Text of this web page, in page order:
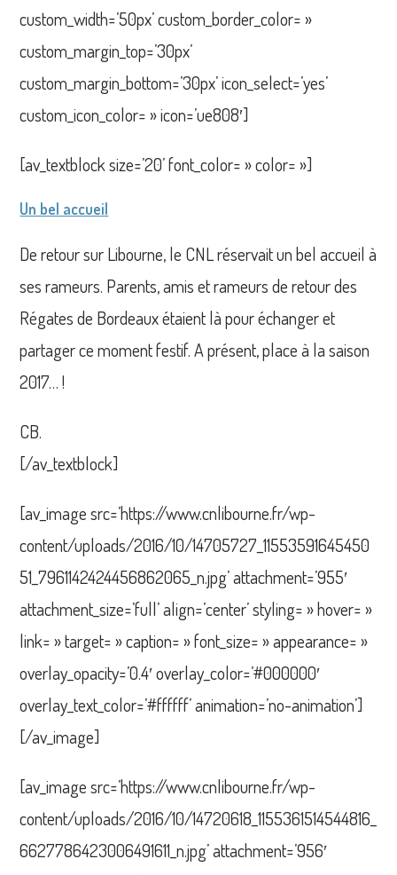
custom_width=’50px’ custom_border_color= »
custom_margin_top=’30px’
custom_margin_bottom=’30px’ icon_select=’yes’
custom_icon_color= » icon=’ue808′]
[av_textblock size=’20’ font_color= » color= »]
Un bel accueil
De retour sur Libourne, le CNL réservait un bel accueil à
ses rameurs. Parents, amis et rameurs de retour des
Régates de Bordeaux étaient là pour échanger et
partager ce moment festif. A présent, place à la saison
2017… !
CB.
[/av_textblock]
[av_image src=’https://www.cnlibourne.fr/wp-
content/uploads/2016/10/14705727_11553591645450
51_7961142424456862065_n.jpg’ attachment=’955′
attachment_size=’full’ align=’center’ styling= » hover= »
link= » target= » caption= » font_size= » appearance= »
overlay_opacity=’0.4′ overlay_color=’#000000′
overlay_text_color=’#ffffff’ animation=’no-animation’]
[/av_image]
[av_image src=’https://www.cnlibourne.fr/wp-
content/uploads/2016/10/14720618_1155361514544816_
6627786423006491611_n.jpg’ attachment=’956′